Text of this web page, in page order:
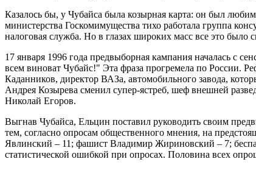
Казалось бы, у Чубайса была козырная карта: он был
министерства Госкомимущества тихо работала группа
налоговая служба. Но в глазах широких масс все это
17 января 1996 года предвыборная кампания началась с
всем виноват Чубайс!" Эта фраза прогремела по России.
Каданников, директор ВАЗа, автомобильного завода,
Андрея Козырева сменил супер-ястреб, шеф внешней
Николай Егоров.
Выгнав Чубайса, Ельцин поставил руководить своим
тем, согласно опросам общественного мнения, на
Явлинский – 11; фашист Владимир Жириновский – 7;
статистической ошибкой при опросах. Половина всех